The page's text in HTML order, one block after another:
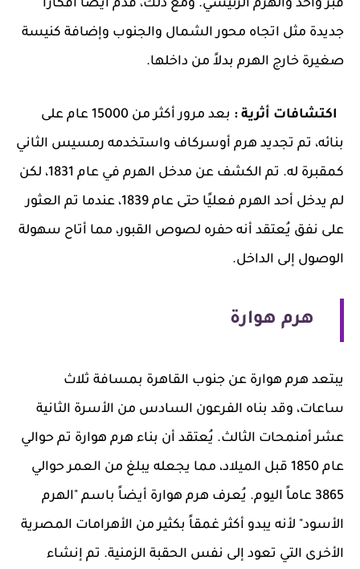
قبر واحد والهرم الرئيسي. ومع ذلك، قدم أيضاً أفكاراً
جديدة مثل اتجاه محور الشمال والجنوب وإضافة كنيسة
صغيرة خارج الهرم بدلاً من داخلها.
اكتشافات أثرية :
بعد مرور أكثر من 15000 عام على
بنائه، تم تجديد هرم أوسركاف واستخدمه رمسيس الثاني
كمقبرة له. تم الكشف عن مدخل الهرم في عام 1831، لكن
لم يدخل أحد الهرم فعليًا حتى عام 1839، عندما تم العثور
على نفق يُعتقد أنه حفره لصوص القبور، مما أتاح سهولة
الوصول إلى الداخل.
هرم هوارة
يبتعد هرم هوارة عن جنوب القاهرة بمسافة ثلاث
ساعات، وقد بناه الفرعون السادس من الأسرة الثانية
عشر أمنمحات الثالث. يُعتقد أن بناء هرم هوارة تم حوالي
عام 1850 قبل الميلاد، مما يجعله يبلغ من العمر حوالي
3865 عاماً اليوم. يُعرف هرم هوارة أيضاً باسم "الهرم
الأسود" لأنه يبدو أكثر غمقاً بكثير من الأهرامات المصرية
الأخرى التي تعود إلى نفس الحقبة الزمنية. تم إنشاء